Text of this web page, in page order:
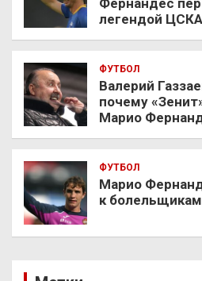
Фернандес
легендой
ФУТБОЛ
Валерий
почему
Марио
ФУТБОЛ
Марио
к